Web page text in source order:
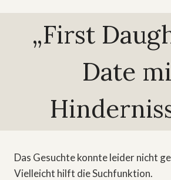
„First
Date
Das Gesuchte konnte leider nicht
Vielleicht hilft die Suchfunktion.